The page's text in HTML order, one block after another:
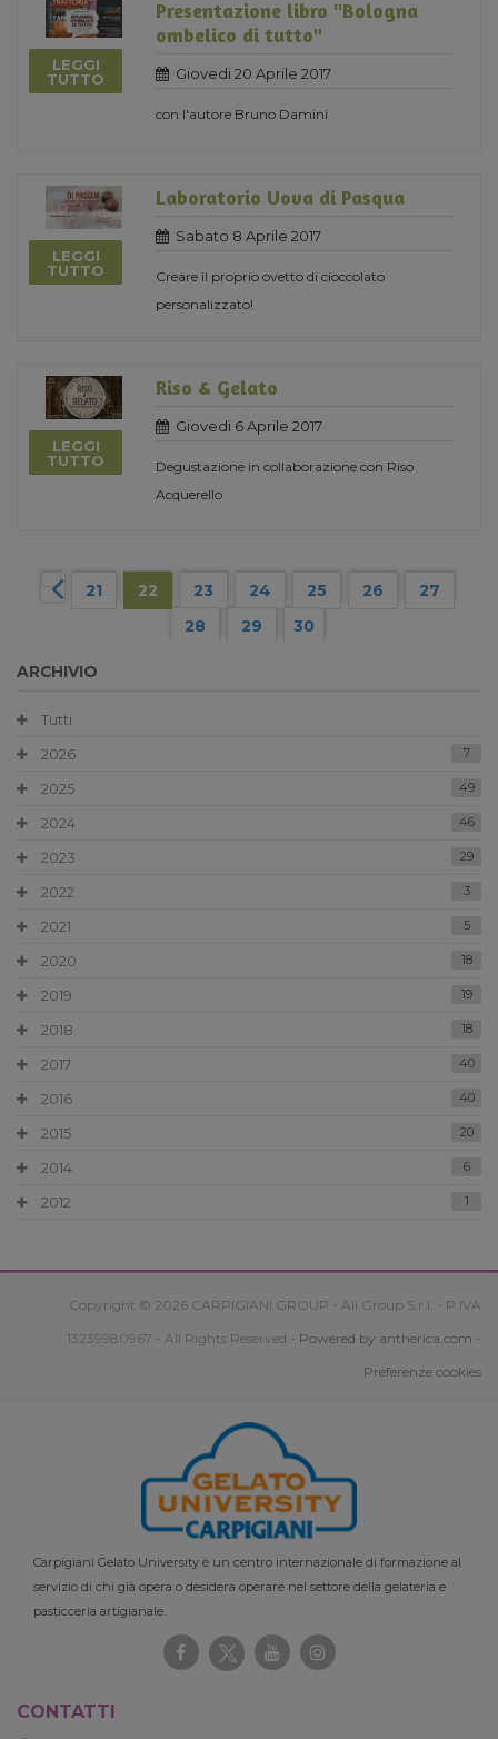
LEGGI
TUTTO
Presentazione libro "Bologna
ombelico di tutto"
Giovedi 20 Aprile 2017
con l'autore Bruno Damini
LEGGI
TUTTO
Laboratorio Uova di Pasqua
Sabato 8 Aprile 2017
Creare il proprio ovetto di cioccolato
personalizzato!
LEGGI
TUTTO
Riso & Gelato
Giovedi 6 Aprile 2017
Degustazione in collaborazione con Riso
Acquerello
21 22 23 24 25 26
27
28
29 30
ARCHIVIO
Tutti
2026
7
2025 49
2024 46
2023 29
2022 3
2021 5
2020 18
2019 19
2018 18
2017 40
2016 40
2015 20
2014 6
2012 1
Copyright © 2026 CARPIGIANI GROUP - Ali Group S.r.l. - P.IVA
13239980967 - All Rights Reserved - Powered by antherica.com -
Preferenze cookies
Carpigiani Gelato University è un centro internazionale di formazione al
servizio di chi già opera o desidera operare nel settore della gelateria e
pasticceria artigianale.
CONTATTI